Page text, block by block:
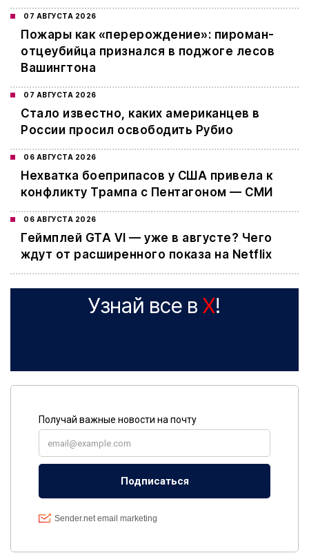
07 АВГУСТА 2026
Пожары как «перерождение»: пироман-
отцеубийца признался в поджоге лесов
Вашингтона
07 АВГУСТА 2026
Стало известно, каких американцев в
России просил освободить Рубио
06 АВГУСТА 2026
Нехватка боеприпасов у США привела к
конфликту Трампа с Пентагоном — СМИ
06 АВГУСТА 2026
Геймплей GTA VI — уже в августе? Чего
ждут от расширенного показа на Netflix
Узнай все в X!